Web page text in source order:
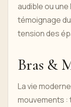
audible ou
témoignage
tension des
Bras &
La vie
mouvements :